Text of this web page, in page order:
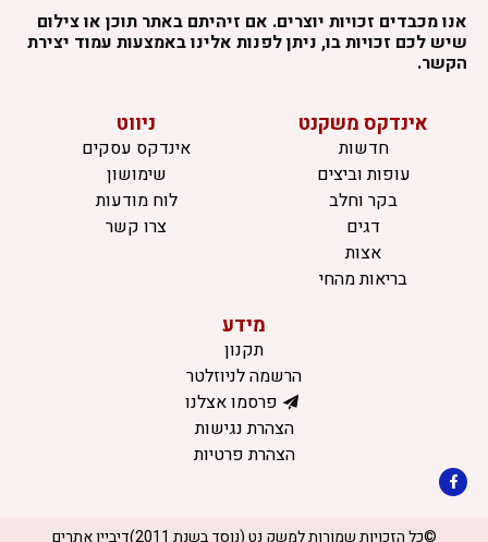
אנו מכבדים זכויות יוצרים. אם זיהיתם באתר תוכן או צילום
שיש לכם זכויות בו, ניתן לפנות אלינו באמצעות עמוד יצירת
הקשר.
אינדקס משקנט
חדשות
עופות וביצים
בקר וחלב
דגים
אצות
בריאות מהחי
ניווט
אינדקס עסקים
שימושון
לוח מודעות
צרו קשר
מידע
תקנון
הרשמה לניוזלטר
פרסמו אצלנו
הצהרת נגישות
הצהרת פרטיות
©כל הזכויות שמורות למשק נט (נוסד בשנת 2011) דיביין אתרים